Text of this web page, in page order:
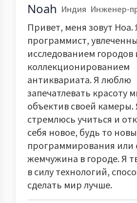
Noah Индия Инженер-
Привет, меня зовут Ноа.
программист,
исследованием городов
коллекционированием
антиквариата. Я люблю
запечатлевать красоту
объектив своей камеры.
стремлюсь учиться и
себя новое, будь то
программирования или
жемчужина в городе. Я
в силу технологий,
сделать мир лучше.